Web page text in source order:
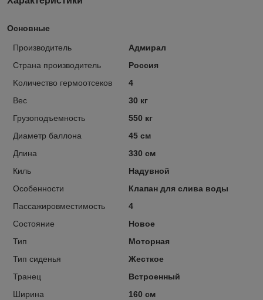
Основные
Производитель
Адмирал
Страна производитель
Россия
Kоличество гермоотсеков
4
Вес
30 кг
Грузоподъемность
550 кг
Диаметр баллона
45 см
Длина
330 см
Киль
Надувной
Особенности
Клапан для слива воды
Пассажировместимость
4
Состояние
Новое
Тип
Моторная
Тип сиденья
Жесткое
Транец
Встроенный
Ширина
160 см